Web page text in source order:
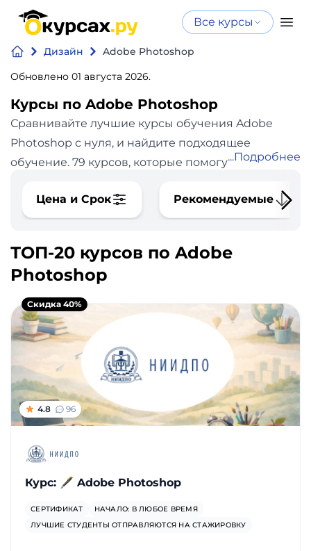
Все курсы
Дизайн
Adobe Photoshop
Обновлено 01 августа 2026.
Курсы по Adobe Photoshop
Сравнивайте лучшие курсы обучения Adobe
Photoshop с нуля, и найдите подходящее
обучение. 79 курсов, которые помогут вам
Фотошоп. Похожие направления курсов:Веб-
дизайн,Figma,Adobe Illustrator В каталоге сайта
0 до 160400 рублей. Средняя стоимость курса
30008 рублей. Продолжительность курсов Adobe
Photoshop: минимальная - 45 минут, самый
долгий - 17 месяцев.
Подробнее
Цена и Срок Рекомендуемые
ТОП-20 курсов по Adobe
Photoshop
4.8 96
Курс: 🖋️ Adobe Photoshop
СЕРТИФИКАТ
НАЧАЛО: В ЛЮБОЕ ВРЕМЯ
ЛУЧШИЕ СТУДЕНТЫ ОТПРАВЛЯЮТСЯ НА СТАЖИРОВКУ
Скидка 40%
Нейросеть
Программирование
Бизнес
и
Дизайн
Аналитика
фото,
аудио
Маркетинг
Иностранный
язык
Для
детей
Красота,
Курсы по
искусственному
интеллекту
Курсы по нейросетям
Бесплатно